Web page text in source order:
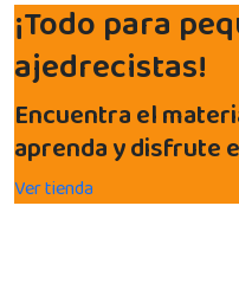
¡Todo para
ajedrecistas!
Encuentra el
aprenda y disfrute
Ver tienda